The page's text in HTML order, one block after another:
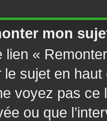
mon
lien «
le sujet en haut
voyez pas ce
ou que